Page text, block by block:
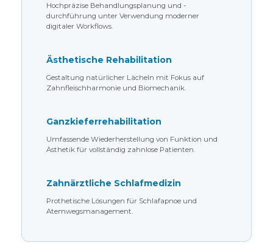
Hochpräzise Behandlungsplanung und -
durchführung unter Verwendung moderner
digitaler Workflows.
Ästhetische Rehabilitation
Gestaltung natürlicher Lächeln mit Fokus auf
Zahnfleischharmonie und Biomechanik.
Ganzkieferrehabilitation
Umfassende Wiederherstellung von Funktion und
Ästhetik für vollständig zahnlose Patienten.
Zahnärztliche Schlafmedizin
Prothetische Lösungen für Schlafapnoe und
Atemwegsmanagement.